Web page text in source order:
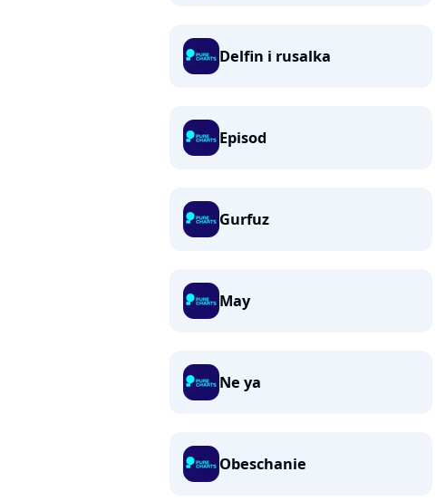
Delfin i rusalka
Episod
Gurfuz
May
Ne ya
Obeschanie